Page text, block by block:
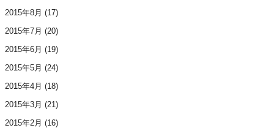
2015年8月 (17)
2015年7月 (20)
2015年6月 (19)
2015年5月 (24)
2015年4月 (18)
2015年3月 (21)
2015年2月 (16)